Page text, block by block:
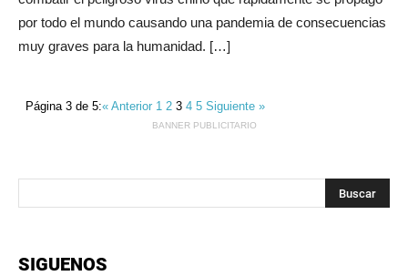
por todo el mundo causando una pandemia de consecuencias
muy graves para la humanidad. […]
Página 3 de 5:« Anterior 123 45Siguiente »
BANNER PUBLICITARIO
SIGUENOS